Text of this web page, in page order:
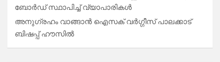
ബോർഡ് സ്ഥാപിച്ച് വ്യാപാരികൾ
അനുഗ്രഹം വാങ്ങാൻ ഐസക് വര്‍ഗ്ഗീസ് പാലക്കാട്
ബിഷപ്പ് ഹൗസില്‍